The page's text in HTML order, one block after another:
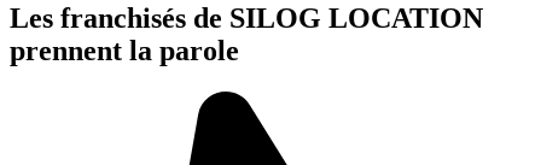
Les franchisés de SILOG LOCATION
prennent la parole